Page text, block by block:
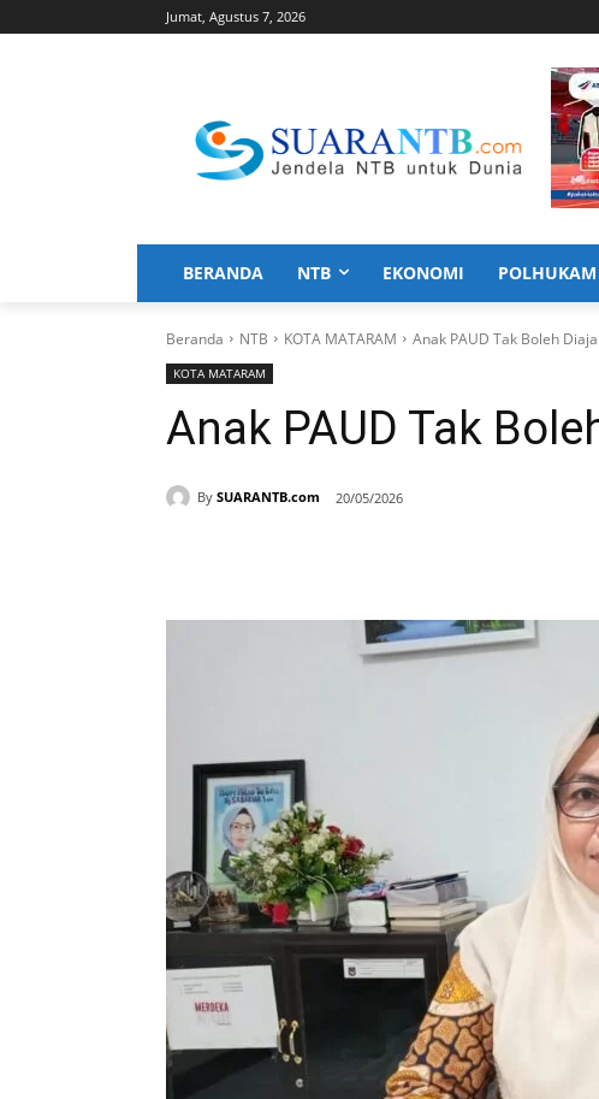
Jumat, Agustus 7, 2026
BERANDA NTB EKONOMI POLHUKAM
Beranda NTB KOTA MATARAM Anak PAUD Tak Boleh
KOTA MATARAM
Anak PAUD Tak
By SUARANTB.com 20/05/2026